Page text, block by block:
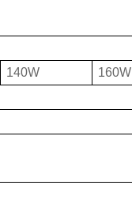
140W
160W